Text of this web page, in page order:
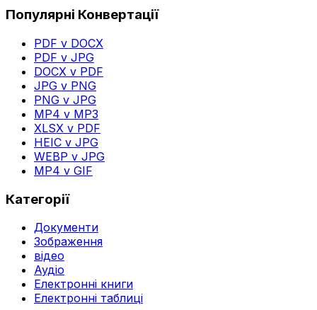
Популярні Конвертації
PDF v DOCX
PDF v JPG
DOCX v PDF
JPG v PNG
PNG v JPG
MP4 v MP3
XLSX v PDF
HEIC v JPG
WEBP v JPG
MP4 v GIF
Категорії
Документи
Зображення
відео
Аудіо
Електронні книги
Електронні таблиці